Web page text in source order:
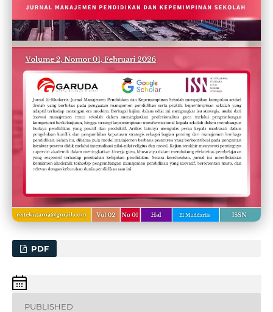
PDF
PUBLISHED